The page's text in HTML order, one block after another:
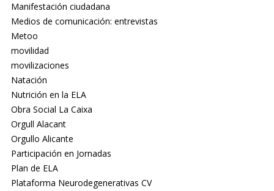
Manifestación ciudadana
Medios de comunicación: entrevistas
Metoo
movilidad
movilizaciones
Natación
Nutrición en la ELA
Obra Social La Caixa
Orgull Alacant
Orgullo Alicante
Participación en Jornadas
Plan de ELA
Plataforma Neurodegenerativas CV